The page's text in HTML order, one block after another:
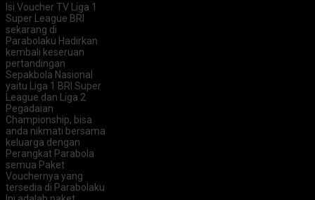
Isi Voucher TV Liga 1
Super League BRI
sekarang di
Parabolaku Hadirkan
kembali keseruan
pertandingan
Sepakbola Nasional
yaitu Liga 1 BRI Super
League dan Liga 2
Pegadaian
Championship, bisa
anda nikmati bersama
keluarga dengan
Perangkat Parabola
semua Paket
Vouchernya yang
tersedia di Parabolaku